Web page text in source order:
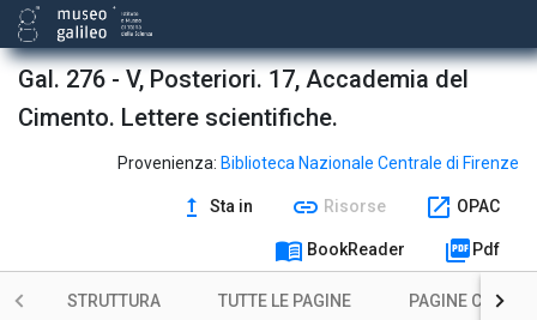
Gal. 276 - V, Posteriori. 17, Accademia del
Cimento. Lettere scientifiche.
Provenienza: Biblioteca Nazionale Centrale di Firenze
upgrade Sta in link Risorse open_in_new OPAC
menu_book BookReader picture_as_pdf Pdf
STRUTTURA TUTTE LE PAGINE PAGINE CON
Ricci Michelangelo a Medici Leopoldo (de'), 14 marzo 1661.
Borelli Giovanni Alfonso a Medici Leopoldo (de'), 25 marzo
1661.
Ricci Michelangelo a Medici Leopoldo (de'), 28 marzo 1661.
Boulliau Ismael a Medici Leopoldo (de'), 5 aprile 1661.
Boulliau Ismael a Medici Leopoldo (de'), 9 aprile 1661.
Hevelius Johannes a Medici Leopoldo (de'), 6 aprile 1661.
Thevenot Melchisédec a Medici Leopoldo (de'), 7 aprile 1661.